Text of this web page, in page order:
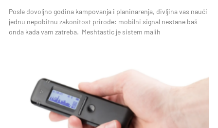
Posle dovoljno godina kampovanja i planinarenja, divljina vas nauči
jednu nepobitnu zakonitost prirode: mobilni signal nestane baš
onda kada vam zatreba. Meshtastic je sistem malih